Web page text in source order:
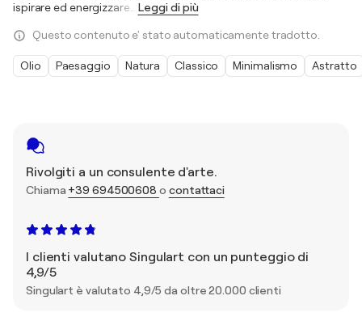
Rivolgiti a un consulente d'arte.
Chiama +39 694500608 o contattaci
I clienti valutano Singulart con un punteggio di
4,9/5
Singulart è valutato 4,9/5 da oltre 20.000 clienti
ispirare ed energizzare
Leggi di più
Questo contenuto e' stato automaticamente tradotto.
Olio Paesaggio Natura Classico Minimalismo Astratto